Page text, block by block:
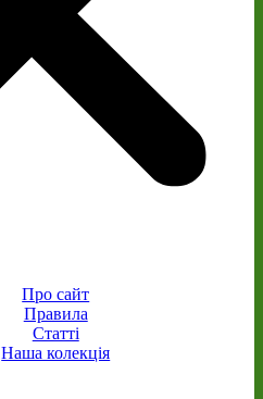
Про сайт
Правила
Статті
Наша колекція